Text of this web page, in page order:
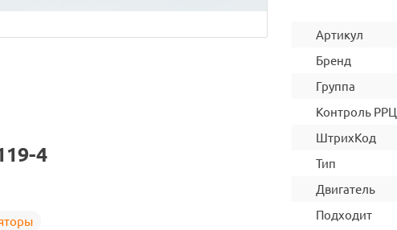
4
Артикул
Бренд
Группа
Контроль РРЦ
ШтрихКод
Тип
Двигатель
Подходит